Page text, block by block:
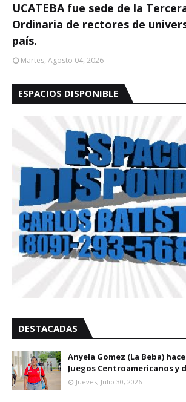
UCATEBA fue sede de la
Ordinaria de rectores de
país.
Martes, Agosto 04, 2026
ESPACIOS DISPONIBLE
DESTACADAS
Anyela Gomez (La Beba)
Juegos Centroamericanos y
Jueves, Julio 30, 2026